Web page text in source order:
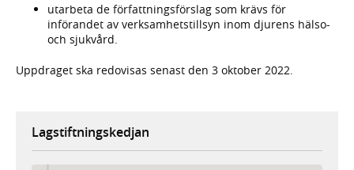
utarbeta de författningsförslag som krävs för
införandet av verksamhetstillsyn inom djurens hälso-
och sjukvård.
Uppdraget ska redovisas senast den 3 oktober 2022.
Lagstiftningskedjan